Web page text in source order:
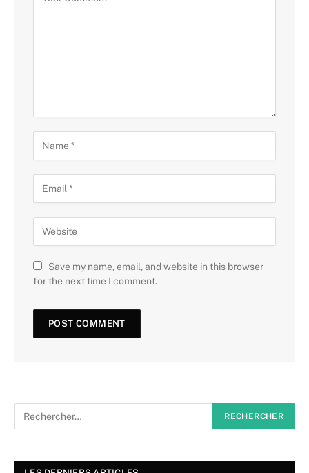
Save my name, email, and website in this browser
for the next time I comment.